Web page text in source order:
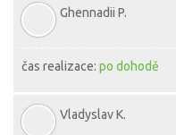
Ghennadii P.
čas realizace:po dohodě
Vladyslav K.